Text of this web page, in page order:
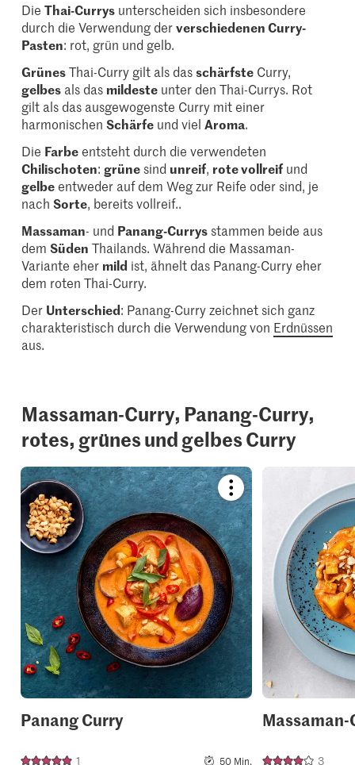
DieThai-Currys unterscheiden sich insbesondere
durch die Verwendung derverschiedenen Curry-
Pasten: rot, grün und gelb.
GrünesThai-Curry gilt als dasschärfste Curry,
gelbes als das mildeste unter den Thai-Currys. Rot
gilt als das ausgewogenste Curry mit einer
harmonischenSchärfe und vielAroma.
Die Farbeentsteht durch die verwendeten
Chilischoten:grüne sind unreif, rote vollreif und
gelbeentweder auf dem Weg zur Reife oder sind, je
nachSorte, bereits vollreif..
Massaman- und Panang-Currys stammen beide aus
demSüden Thailands. Während die Massaman-
Variante eher mild ist, ähnelt das Panang-Curry eher
dem roten Thai-Curry.
Der Unterschied: Panang-Curry zeichnet sich ganz
charakteristisch durch die Verwendung von Erdnüssen
aus.
Massaman-Curry, Panang-Curry,
rotes, grünes und gelbes Curry
Bookmark
recipe
add
it
to
your
collections.
Panang Curry
1 50 Min.
Massaman-
3